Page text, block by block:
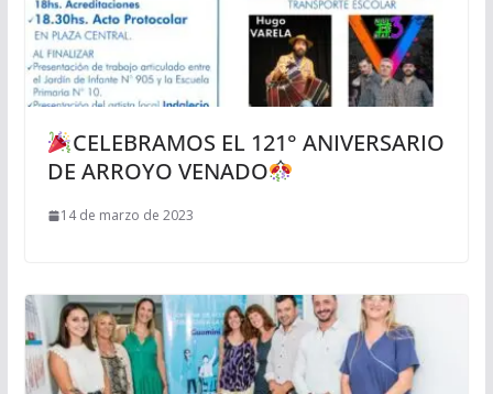
CELEBRAMOS EL 121° ANIVERSARIO
DE ARROYO VENADO
14 de marzo de 2023